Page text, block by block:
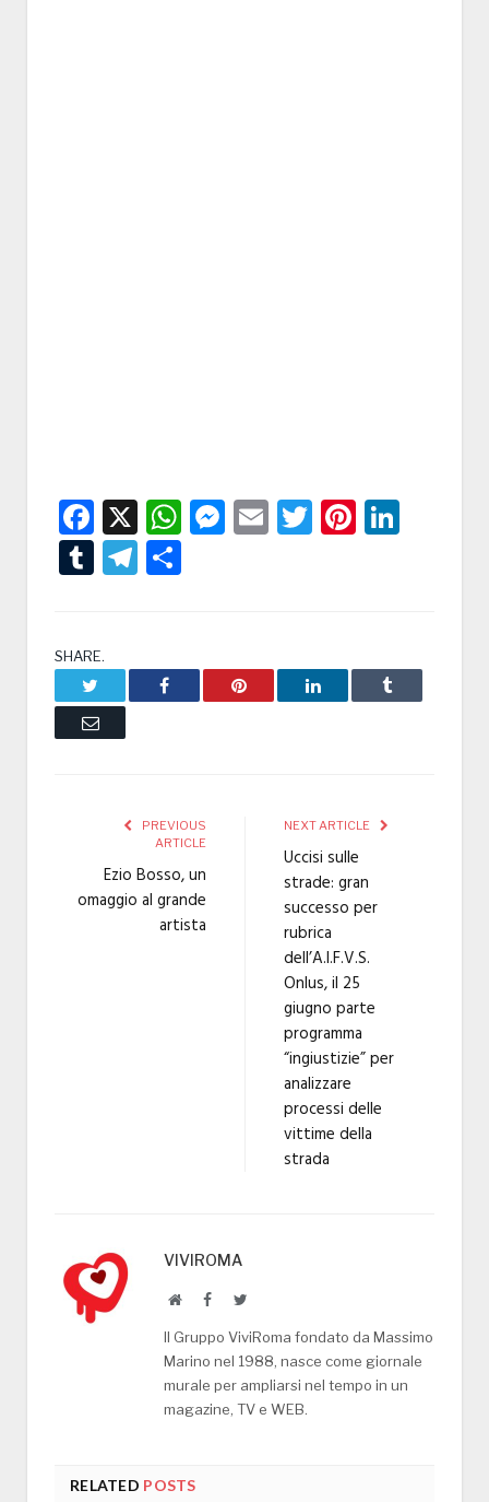
Facebook
X WhatsApp
Messenger
EmailTwitter
TumblrTelegram
SHARE.
Facebook Pinterest LinkedIn Tumblr
Email
PREVIOUS
ARTICLE
Ezio Bosso, un
omaggio al grande
artista
NEXT ARTICLE
Uccisi sulle
strade: gran
successo per
rubrica
dell’A.I.F.V.S.
Onlus, il 25
giugno parte
programma
“ingiustizie” per
analizzare
processi delle
vittime della
strada
VIVIROMA
WebsiteFacebookTwitter
Il Gruppo ViviRoma fondato da Massimo
Marino nel 1988, nasce come giornale
murale per ampliarsi nel tempo in un
magazine, TV e WEB.
RELATED POSTS